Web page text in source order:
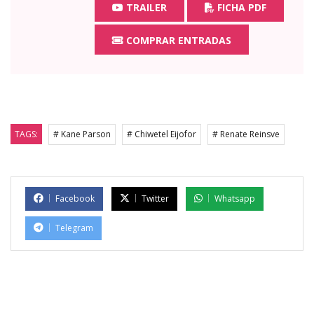
TRAILER FICHA PDF
COMPRAR ENTRADAS
TAGS: # Kane Parson # Chiwetel Eijofor # Renate Reinsve
Facebook Twitter Whatsapp
Telegram